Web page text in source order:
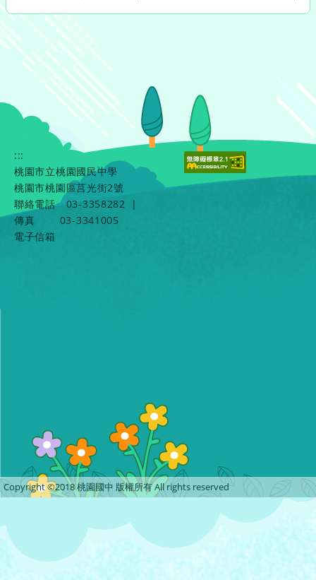
:::
桃園市立桃園國民中學
桃園市桃園區莒光街2號
聯絡電話
03-3358282
|
傳真
03-3341005
電子信箱
Copyright ©2018 桃園國中 版權所有 All rights reserved